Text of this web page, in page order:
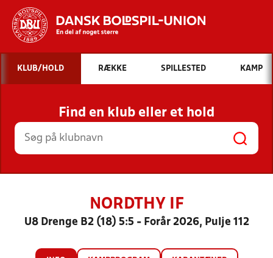
Hvad vil du søge efter?
INDHOLD OG NYHEDER
STILLINGER, RESULTATER, KLUBBER OG
HOLD
KLUB/HOLD RÆKKE SPILLESTED KAMP
Find en klub eller et hold
NORDTHY IF
U8 Drenge B2 (18) 5:5 - Forår 2026, Pulje 112